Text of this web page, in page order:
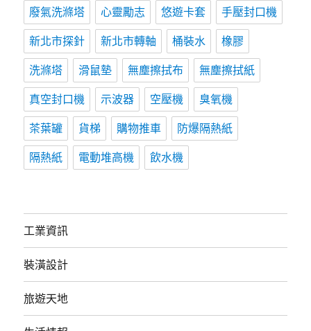
廢氣洗滌塔 心靈勵志 悠遊卡套 手壓封口機
新北市探針 新北市轉軸 桶裝水 橡膠
洗滌塔 滑鼠墊 無塵擦拭布 無塵擦拭紙
真空封口機 示波器 空壓機 臭氧機
茶葉罐 貨梯 購物推車 防爆隔熱紙
隔熱紙 電動堆高機 飲水機
工業資訊
裝潢設計
旅遊天地